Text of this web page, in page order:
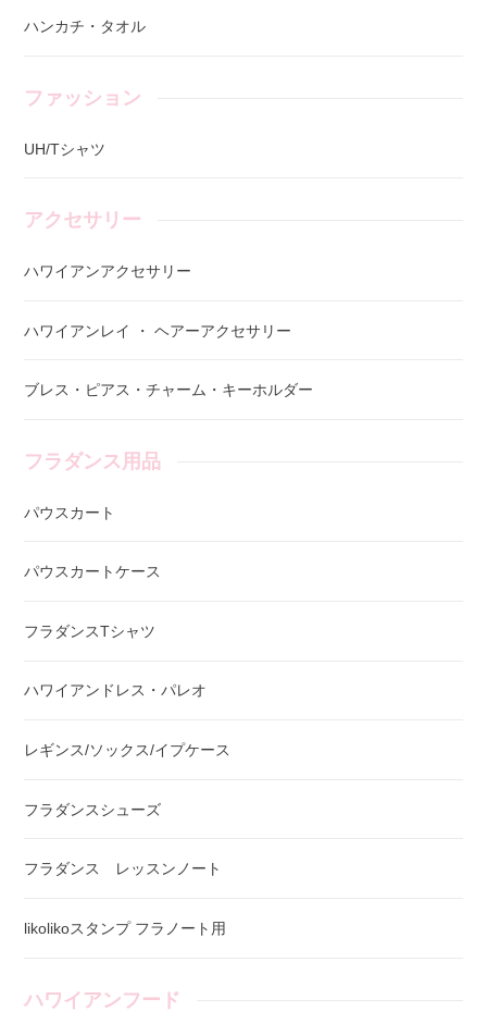
ハンカチ・タオル
ファッション
UH/Tシャツ
アクセサリー
ハワイアンアクセサリー
ハワイアンレイ ・ ヘアーアクセサリー
ブレス・ピアス・チャーム・キーホルダー
フラダンス用品
パウスカート
パウスカートケース
フラダンスTシャツ
ハワイアンドレス・パレオ
レギンス/ソックス/イプケース
フラダンスシューズ
フラダンス レッスンノート
likolikoスタンプ フラノート用
ハワイアンフード